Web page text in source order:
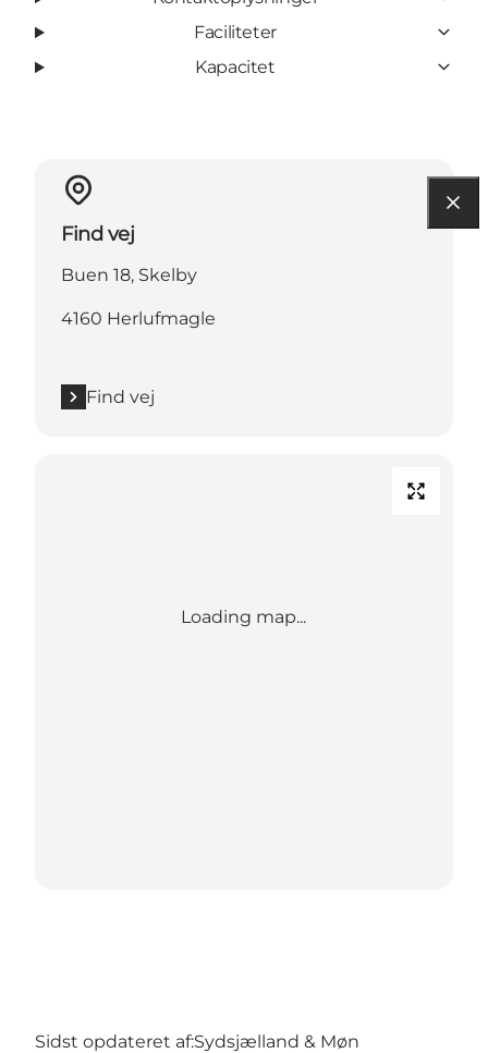
Faciliteter
Kapacitet
Find vej
Buen 18, Skelby
4160 Herlufmagle
Find vej
Loading map...
Sidst opdateret af:Sydsjælland & Møn